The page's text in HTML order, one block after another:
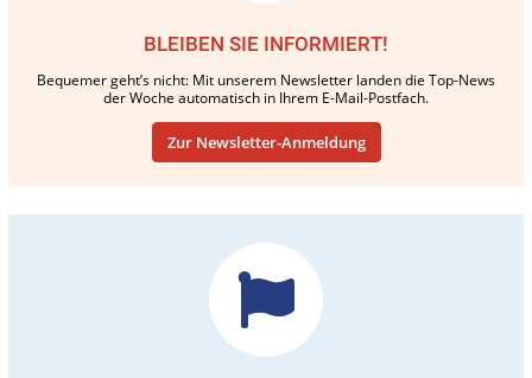
BLEIBEN SIE INFORMIERT!
Bequemer geht’s nicht: Mit unserem Newsletter landen die Top-News
der Woche automatisch in Ihrem E-Mail-Postfach.
Zur Newsletter-Anmeldung